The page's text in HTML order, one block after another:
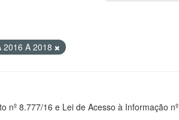
2016 A 2018
nº 8.777/16 e Lei de Acesso à Informação nº